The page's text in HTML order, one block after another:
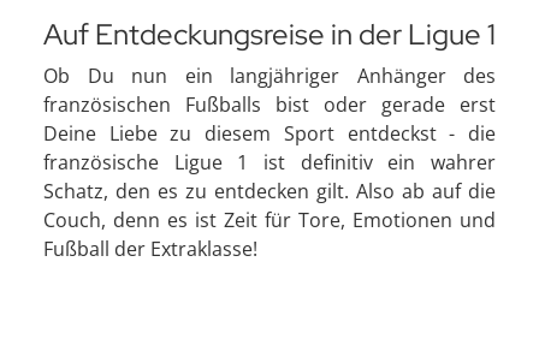
Auf Entdeckungsreise in der Ligue 1
Ob Du nun ein langjähriger Anhänger des
französischen Fußballs bist oder gerade erst
Deine Liebe zu diesem Sport entdeckst - die
französische Ligue 1 ist definitiv ein wahrer
Schatz, den es zu entdecken gilt. Also ab auf die
Couch, denn es ist Zeit für Tore, Emotionen und
Fußball der Extraklasse!